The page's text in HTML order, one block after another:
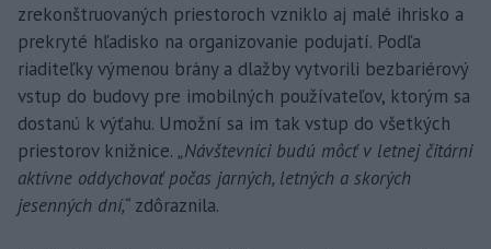
zrekonštruovaných priestoroch vzniklo aj malé ihrisko a
prekryté hľadisko na organizovanie podujatí. Podľa
riaditeľky výmenou brány a dlažby vytvorili bezbariérový
vstup do budovy pre imobilných používateľov, ktorým sa
dostanú k výťahu. Umožní sa im tak vstup do všetkých
priestorov knižnice. „Návštevníci budú môcť v letnej čitárni
aktívne oddychovať počas jarných, letných a skorých
jesenných dní,“ zdôraznila.